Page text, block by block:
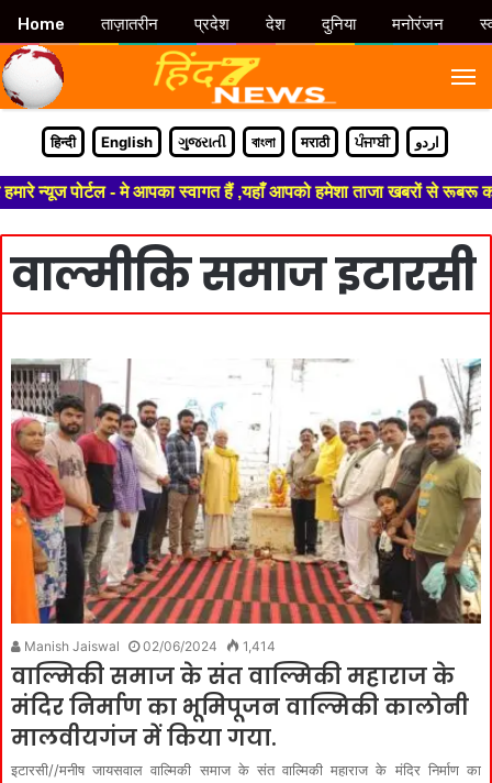
हिन्दी English ગુજરાતી বাংলা मराठी ਪੰਜਾਬੀ اردو
न्यूज पोर्टल - मे आपका स्वागत हैं ,यहाँ आपको हमेशा ताजा खबरों से रूबरू
वाल्मीकि समाज इटारसी
Manish Jaiswal 02/06/2024 1,414
वाल्मिकी समाज के संत वाल्मिकी महाराज के
मंदिर निर्माण का भूमिपूजन वाल्मिकी कालोनी
मालवीयगंज में किया गया.
इटारसी//मनीष जायसवाल वाल्मिकी समाज के संत वाल्मिकी महाराज के मंदिर निर्माण का
Home ताज़ातरीन प्रदेश देश दुनिया मनोरंजन